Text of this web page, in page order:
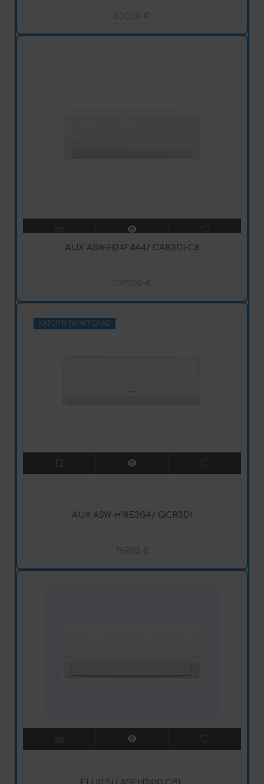
530,00 €
AUX ASW-H24F4A4/ CAR3DI-C8
1.099,00 €
ΚΑΤΌΠΙΝ ΠΑΡΑΓΓΕΛΊΑΣ
AUX ASW-H18E3G4/ QCR3DI
769,00 €